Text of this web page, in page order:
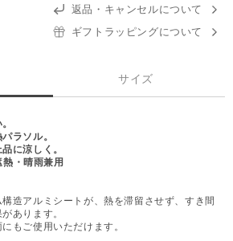
返品・キャンセルについて
ギフトラッピングについて
サイズ
ラソル。
に涼しく。
・晴雨兼用
造アルミシートが、熱を滞留させず、すき間
あります。
もご使用いただけます。